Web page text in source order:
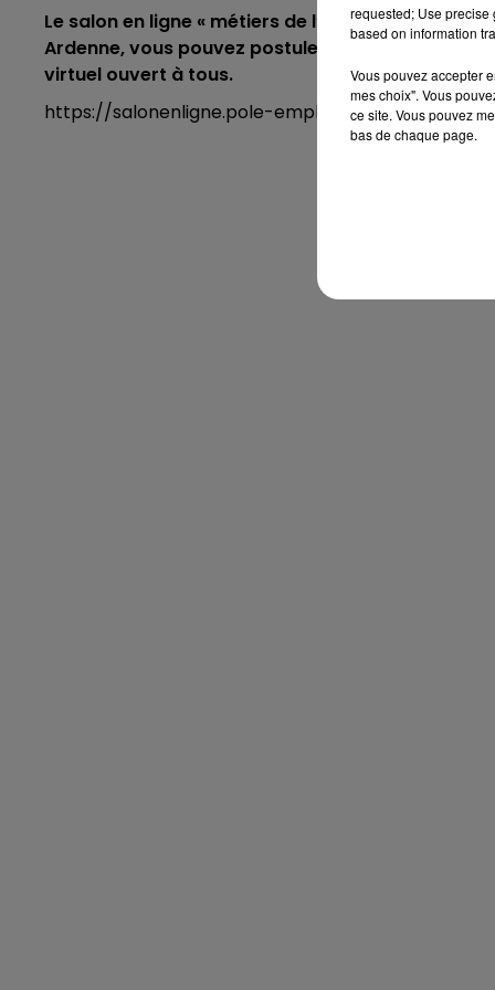
Le salon en ligne « métiers de l’industrie-
Ardenne, vous pouvez postuler en direct en un
virtuel ouvert à tous.
https://salonenligne.pole-emploi.fr/candidat/
requested; Use precise
based on information
Vous pouvez accepter
mes choix". Vous
ce site. Vous pouvez
bas de chaque page.